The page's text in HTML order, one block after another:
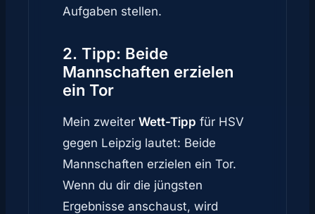
Aufgaben stellen.
2. Tipp: Beide
Mannschaften erzielen
ein Tor
Mein zweiter Wett-Tipp für HSV
gegen Leipzig lautet: Beide
Mannschaften erzielen ein Tor.
Wenn du dir die jüngsten
Ergebnisse anschaust, wird